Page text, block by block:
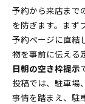
予約から来店まで
を防ぎます。まず
予約ページに直結
物を事前に伝える
日朝の空き枠提示
投稿では、駐車場
事情を踏まえ、駐